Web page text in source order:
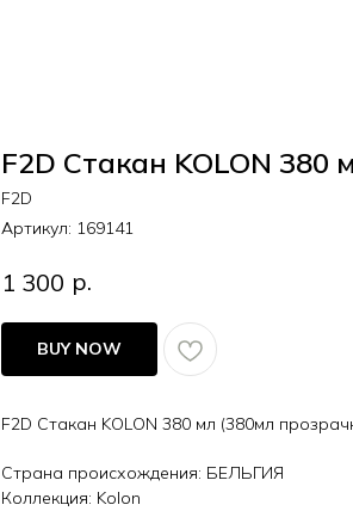
F2D Стакан KOLON 380
F2D
Артикул: 169141
1 300 р.
BUY NOW
F2D Стакан KOLON 380 мл (380мл
Страна происхождения: БЕЛЬГИЯ
Коллекция: Kolon